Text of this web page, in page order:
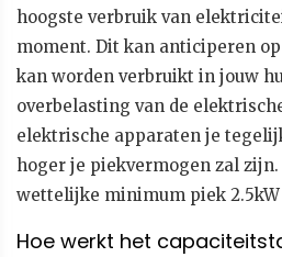
hoogste verbruik van
moment. Dit kan anticiperen
kan worden verbruikt in jouw
overbelasting van de
elektrische apparaten je
hoger je piekvermogen zal
wettelijke minimum piek 2.5kW
Hoe werkt het